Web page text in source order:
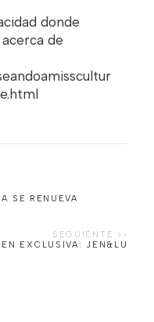
donde
de
SE RENUEVA
EN EXCLUSIVA: JEN&LU